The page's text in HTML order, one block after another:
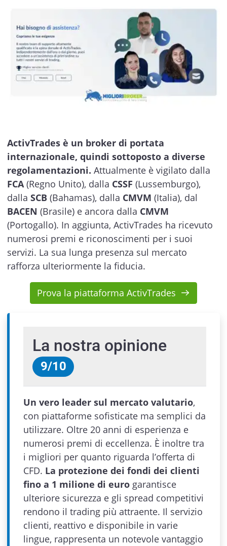
ActivTrades è un broker di portata
internazionale, quindi sottoposto a diverse
regolamentazioni. Attualmente è vigilato dalla
FCA(Regno Unito), dalla CSSF (Lussemburgo),
dalla SCB (Bahamas), dalla CMVM (Italia), dal
BACEN (Brasile) e ancora dalla CMVM
(Portogallo). In aggiunta, ActivTrades ha ricevuto
numerosi premi e riconoscimenti per i suoi
servizi. La sua lunga presenza sul mercato
rafforza ulteriormente la fiducia.
Prova la piattaforma ActivTrades
La nostra opinione
9/10
Un vero leader sul mercato valutario,
con piattaforme sofisticate ma semplici da
utilizzare. Oltre 20 anni di esperienza e
numerosi premi di eccellenza. È inoltre tra
i migliori per quanto riguarda l’offerta di
CFD. La protezione dei fondi dei clienti
fino a 1 milione di euro garantisce
ulteriore sicurezza e gli spread competitivi
rendono il trading più attraente. Il servizio
clienti, reattivo e disponibile in varie
lingue, rappresenta un notevole vantaggio